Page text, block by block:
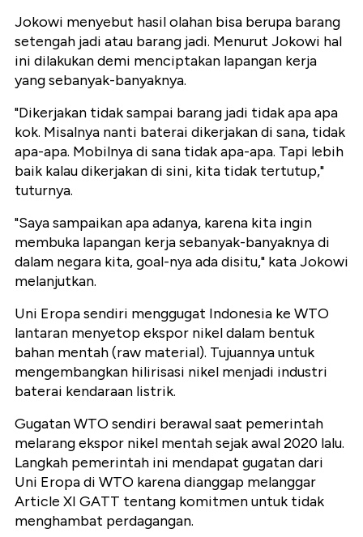
Jokowi menyebut hasil olahan bisa berupa barang
setengah jadi atau barang jadi. Menurut Jokowi hal
ini dilakukan demi menciptakan lapangan kerja
yang sebanyak-banyaknya.
"Dikerjakan tidak sampai barang jadi tidak apa apa
kok. Misalnya nanti baterai dikerjakan di sana, tidak
apa-apa. Mobilnya di sana tidak apa-apa. Tapi lebih
baik kalau dikerjakan di sini, kita tidak tertutup,"
tuturnya.
"Saya sampaikan apa adanya, karena kita ingin
membuka lapangan kerja sebanyak-banyaknya di
dalam negara kita, goal-nya ada disitu," kata Jokowi
melanjutkan.
Uni Eropa sendiri menggugat Indonesia ke WTO
lantaran menyetop ekspor nikel dalam bentuk
bahan mentah (raw material). Tujuannya untuk
mengembangkan hilirisasi nikel menjadi industri
baterai kendaraan listrik.
Gugatan WTO sendiri berawal saat pemerintah
melarang ekspor nikel mentah sejak awal 2020 lalu.
Langkah pemerintah ini mendapat gugatan dari
Uni Eropa di WTO karena dianggap melanggar
Article XI GATT tentang komitmen untuk tidak
menghambat perdagangan.